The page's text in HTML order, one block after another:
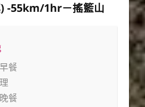
-55km/1hr－搖籃山
餐
餐